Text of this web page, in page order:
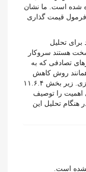
شده است. ما نشان
فرمول قیمت گذاری
برای تحلیل
هستند سروکار
تصادفی که به
روش کاهش
واریانس برای افزایش کارایی شبیه سازی. زیر بخش ۱۱.۶.۴
اهمیت را توصیف
هنگام تحلیل این
است.